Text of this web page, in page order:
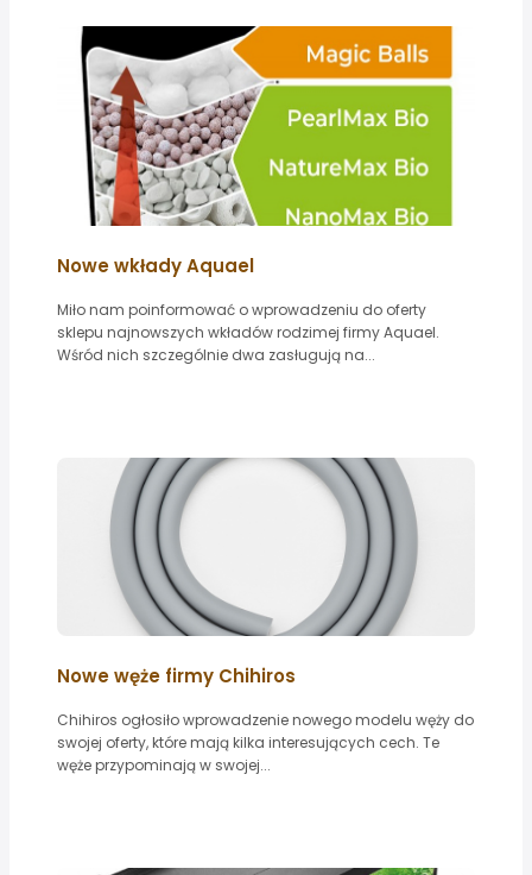
Nowe wkłady Aquael
Miło nam poinformować o wprowadzeniu do oferty
sklepu najnowszych wkładów rodzimej firmy Aquael.
Wśród nich szczególnie dwa zasługują na...
Nowe węże firmy Chihiros
Chihiros ogłosiło wprowadzenie nowego modelu węży do
swojej oferty, które mają kilka interesujących cech. Te
węże przypominają w swojej...